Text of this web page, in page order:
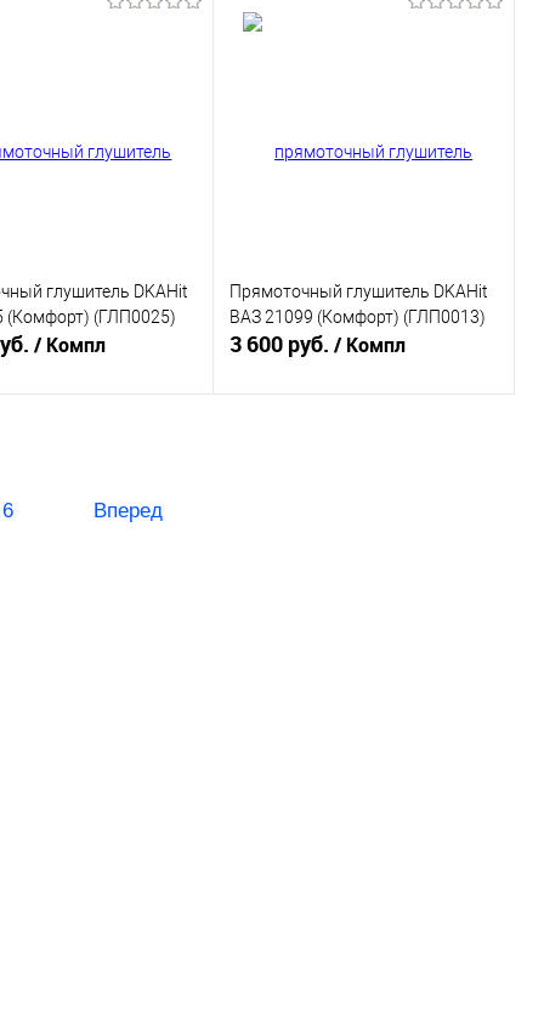
глушитель DKAHit
(Комфорт) (ГЛП0025)
/ Компл
1 клик
К сравнению
Прямоточный глушитель DKAHit
ВАЗ 21099 (Комфорт) (ГЛП0013)
3 600 руб./ Компл
6 Вперед